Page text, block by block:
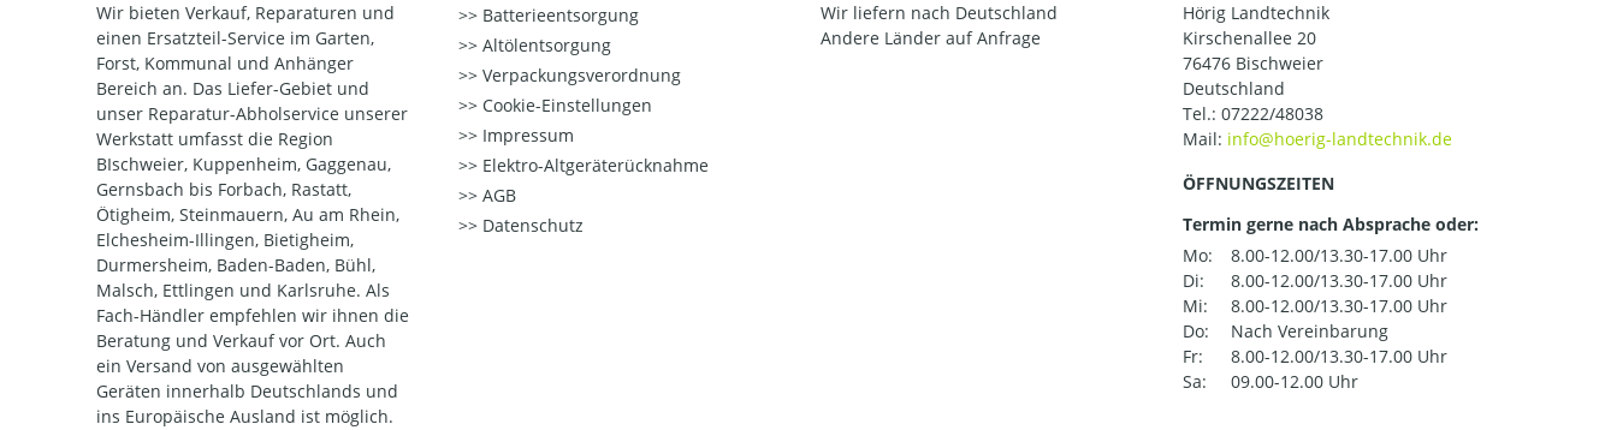
Wir bieten Verkauf, Reparaturen und
einen Ersatzteil-Service im Garten,
Forst, Kommunal und Anhänger
Bereich an. Das Liefer-Gebiet und
unser Reparatur-Abholservice unserer
Werkstatt umfasst die Region
BIschweier, Kuppenheim, Gaggenau,
Gernsbach bis Forbach, Rastatt,
Ötigheim, Steinmauern, Au am Rhein,
Elchesheim-Illingen, Bietigheim,
Durmersheim, Baden-Baden, Bühl,
Malsch, Ettlingen und Karlsruhe. Als
Fach-Händler empfehlen wir ihnen die
Beratung und Verkauf vor Ort. Auch
ein Versand von ausgewählten
Geräten innerhalb Deutschlands und
ins Europäische Ausland ist möglich.
Batterieentsorgung
Altölentsorgung
Verpackungsverordnung
Cookie-Einstellungen
Impressum
Elektro-Altgeräterücknahme
AGB
Datenschutz
Wir liefern nach Deutschland
Andere Länder auf Anfrage
Hörig Landtechnik
Kirschenallee 20
76476 Bischweier
Deutschland
Tel.: 07222/48038
Mail:
ÖFFNUNGSZEITEN
Termin gerne nach Absprache oder:
Mo:
8.00-12.00/13.30-17.00 Uhr
Di:
8.00-12.00/13.30-17.00 Uhr
Mi:
8.00-12.00/13.30-17.00 Uhr
Do:
Nach Vereinbarung
Fr:
8.00-12.00/13.30-17.00 Uhr
Sa:
09.00-12.00 Uhr